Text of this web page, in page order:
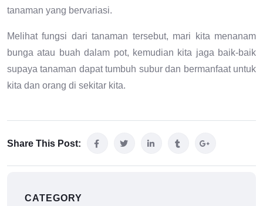
tanaman yang bervariasi.
Melihat fungsi dari tanaman tersebut, mari kita menanam
bunga atau buah dalam pot, kemudian kita jaga baik-baik
supaya tanaman dapat tumbuh subur dan bermanfaat untuk
kita dan orang di sekitar kita.
Share This Post:
CATEGORY